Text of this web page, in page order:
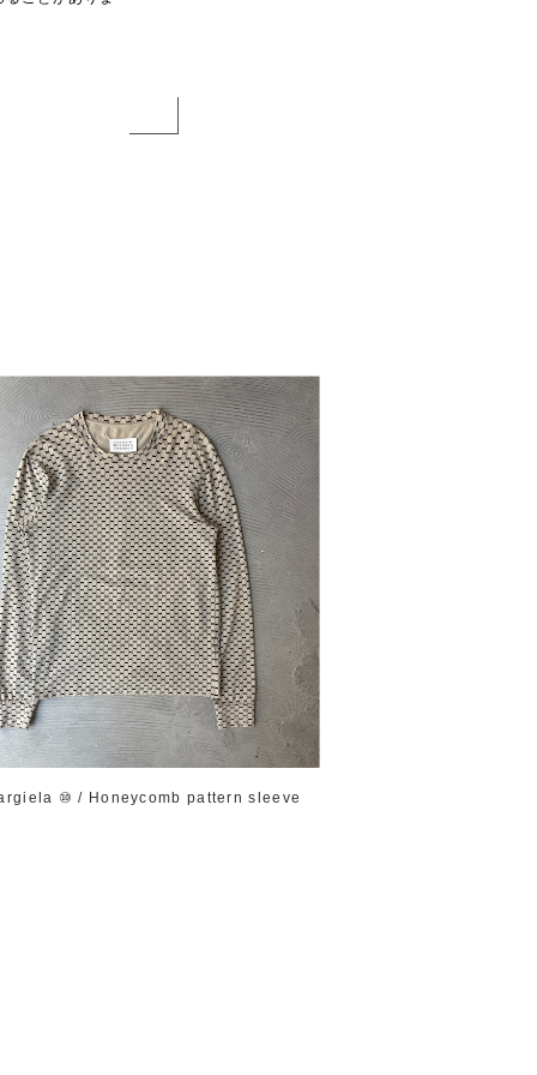
⑩ / Honeycomb pattern sleeve